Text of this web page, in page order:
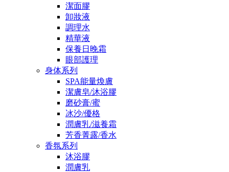
潔面膠
卸妝液
調理水
精華液
保養日晚霜
眼部護理
身体系列
SPA能量煥膚
潔膚皂/沐浴膠
磨砂膏/蜜
冰沙/優格
潤膚乳/滋養霜
芳香菁露/香水
香氛系列
沐浴膠
潤膚乳